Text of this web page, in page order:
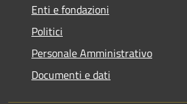
Enti e fondazioni
Politici
Personale Amministrativo
Documenti e dati